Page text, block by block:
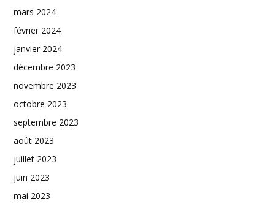
mars 2024
février 2024
janvier 2024
décembre 2023
novembre 2023
octobre 2023
septembre 2023
août 2023
juillet 2023
juin 2023
mai 2023